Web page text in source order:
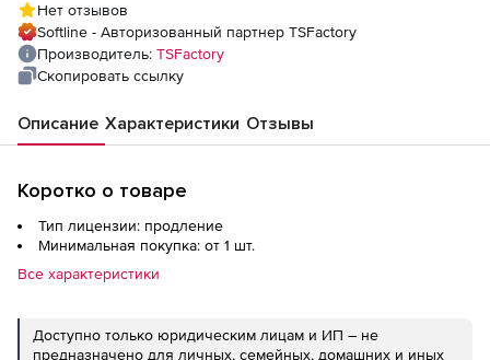
Нет отзывов
Softline - Авторизованный партнер TSFactory
Производитель: TSFactory
Скопировать ссылку
Описание Характеристики Отзывы
Коротко о товаре
Тип лицензии: продление
Минимальная покупка: от 1 шт.
Все характеристики
Доступно только юридическим лицам и ИП – не
предназначено для личных, семейных, домашних и иных